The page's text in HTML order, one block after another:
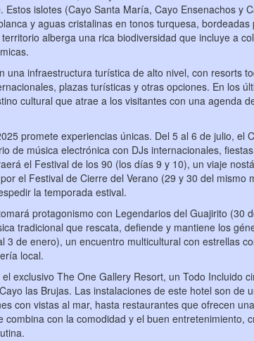
islotes (Cayo Santa María, Cayo Ensenachos y
y aguas cristalinas en tonos turquesa, bordeadas
alberga una rica biodiversidad que incluye a
una infraestructura turística de alto nivel, con resorts
plazas turísticas y otras opciones. En los
cultural que atrae a los visitantes con una agenda
promete experiencias únicas. Del 5 al 6 de julio, el
de música electrónica con DJs internacionales,
el Festival de los 90 (los días 9 y 10), un viaje
el Festival de Cierre del Verano (29 y 30 del mismo
la temporada estival.
protagonismo con Legendarios del Guajirito (30
tradicional que rescata, defiende y mantiene los
3 de enero), un encuentro multicultural con estrellas
local.
exclusivo The One Gallery Resort, un Todo Incluido
las Brujas. Las instalaciones de este hotel son de
con vistas al mar, hasta restaurantes que ofrecen
con la comodidad y el buen entretenimiento,